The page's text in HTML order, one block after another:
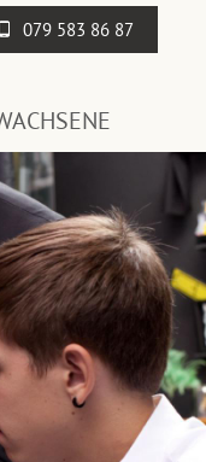
079 583 86 87